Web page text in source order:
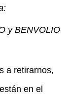
y BENVOLIO
a retirarnos,
en el